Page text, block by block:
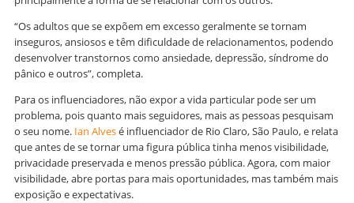
“Os adultos que se expõem em excesso geralmente se tornam
inseguros, ansiosos e têm dificuldade de relacionamentos, podendo
desenvolver transtornos como ansiedade, depressão, síndrome do
pânico e outros”, completa.
Para os influenciadores, não expor a vida particular pode ser um
problema, pois quanto mais seguidores, mais as pessoas pesquisam
o seu nome. Ian Alvesé influenciador de Rio Claro, São Paulo, e relata
que antes de se tornar uma figura pública tinha menos visibilidade,
privacidade preservada e menos pressão pública. Agora, com maior
visibilidade, abre portas para mais oportunidades, mas também mais
exposição e expectativas.